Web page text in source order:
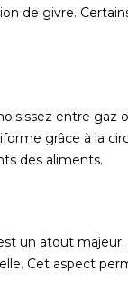
de givre.
entre gaz
grâce à la
des aliments.
un atout
Cet aspect